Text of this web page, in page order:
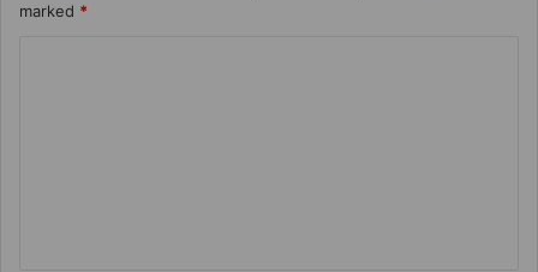
marked *